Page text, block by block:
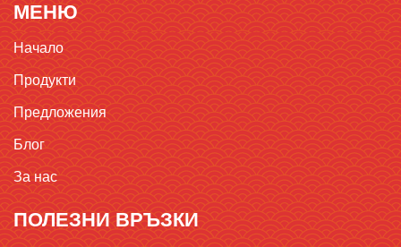
МЕНЮ
Начало
Продукти
Предложения
Блог
За нас
ПОЛЕЗНИ ВРЪЗКИ